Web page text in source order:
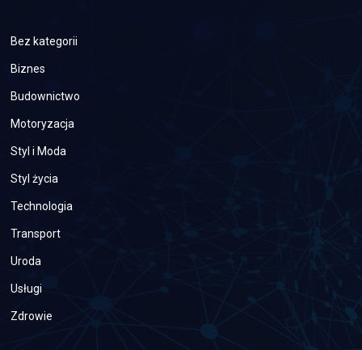
Bez kategorii
Biznes
Budownictwo
Motoryzacja
Styl i Moda
Styl życia
Technologia
Transport
Uroda
Usługi
Zdrowie